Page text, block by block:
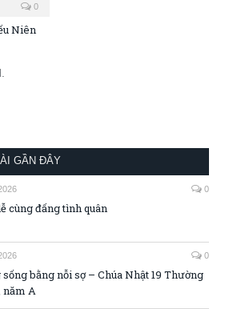
0
Niên
GẦN ĐÂY
0
cùng đấng tình quân
0
bằng nỗi sợ – Chúa Nhật 19 Thường
năm A